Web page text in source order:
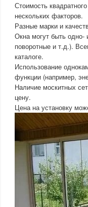
Стоимость
нескольких факторов.
Разные марки и
Окна могут быть
поворотные и т.д.).
каталоге.
Использование
функции (например,
Наличие москитных
цену.
Цена на установку